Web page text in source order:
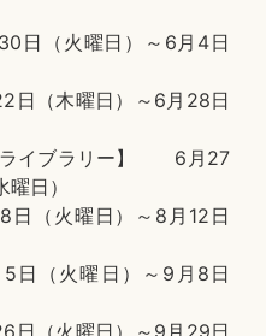
（火曜日）～6月4日
（木曜日）～6月28日
ライブラリー】 6月27
水曜日）
（火曜日）～8月12日
（火曜日）～9月8日
（火曜日）～9月29日